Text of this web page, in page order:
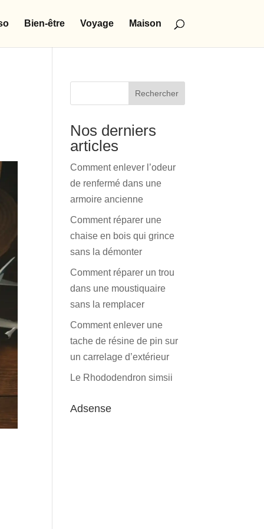
Bien-être Voyage Maison
Rechercher
Nos derniers
articles
Comment enlever l’odeur
de renfermé dans une
armoire ancienne
Comment réparer une
chaise en bois qui grince
sans la démonter
Comment réparer un trou
dans une moustiquaire
sans la remplacer
Comment enlever une
tache de résine de pin sur
un carrelage d’extérieur
Le Rhododendron simsii
Adsense